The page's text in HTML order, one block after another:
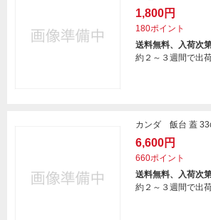
1,800円
180ポイント
送料無料、入荷次
約２～３週間で出
カンダ 飯台 蓋
6,600円
660ポイント
送料無料、入荷次
約２～３週間で出